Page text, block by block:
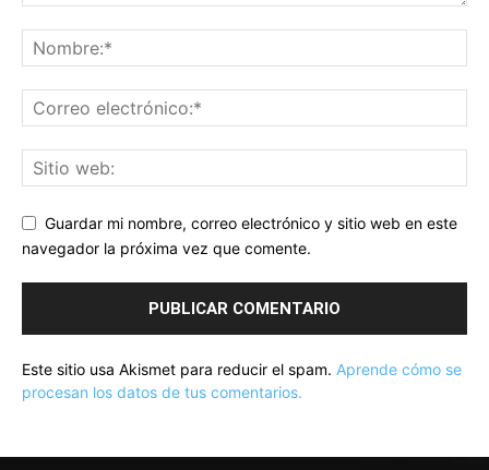
Guardar mi nombre, correo electrónico y sitio web en este
navegador la próxima vez que comente.
Este sitio usa Akismet para reducir el spam. Aprende cómo se
procesan los datos de tus comentarios.